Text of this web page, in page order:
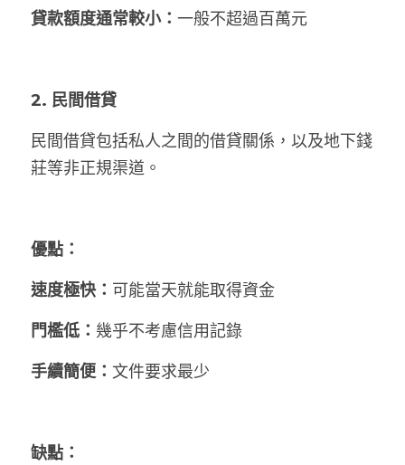
貸款額度通常較小： 一般不超過百萬元
2. 民間借貸
民間借貸包括私人之間的借貸關係，以及地下錢
莊等非正規渠道。
優點：
速度極快： 可能當天就能取得資金
門檻低： 幾乎不考慮信用記錄
手續簡便： 文件要求最少
缺點：